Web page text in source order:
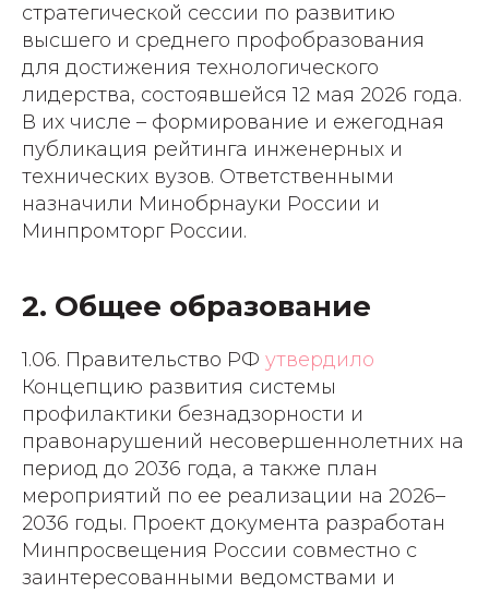
стратегической сессии по развитию
высшего и среднего профобразования
для достижения технологического
лидерства, состоявшейся 12 мая 2026 года.
В их числе – формирование и ежегодная
публикация рейтинга инженерных и
технических вузов. Ответственными
назначили Минобрнауки России и
Минпромторг России.
2. Общее образование
1.06. Правительство РФ утвердило
Концепцию развития системы
профилактики безнадзорности и
правонарушений несовершеннолетних на
период до 2036 года, а также план
мероприятий по ее реализации на 2026–
2036 годы. Проект документа разработан
Минпросвещения России совместно с
заинтересованными ведомствами и